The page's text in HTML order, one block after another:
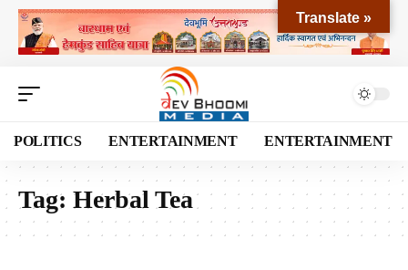
POLITICS ENTERTAINMENT ENTERTAINMENT
Tag: Herbal Tea
Translate »